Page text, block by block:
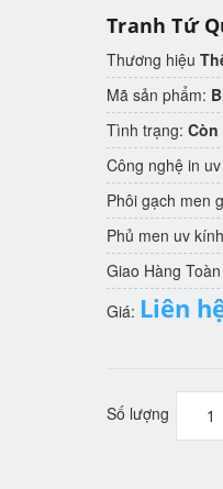
Tranh Tứ
Thương hiệu
Mã sản phẩm:
Tình trạng:Còn
Công nghệ in
Phôi gạch men
Phủ men uv
Giao Hàng
Giá: Liên
Số lượng